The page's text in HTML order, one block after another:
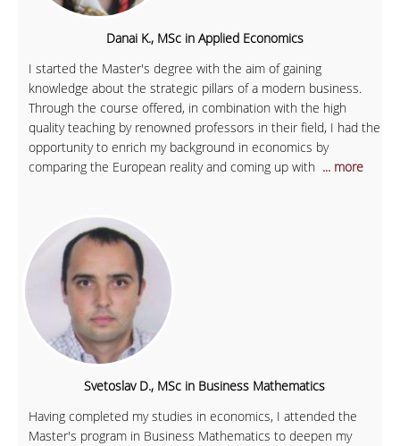
Danai K., MSc in Applied Economics
I started the Master's degree with the aim of gaining
knowledge about the strategic pillars of a modern business.
Through the course offered, in combination with the high
quality teaching by renowned professors in their field, I had the
opportunity to enrich my background in economics by
comparing the European reality and coming up with ... more
Svetoslav D., MSc in Business Mathematics
Having completed my studies in economics, I attended the
Master's program in Business Mathematics to deepen my